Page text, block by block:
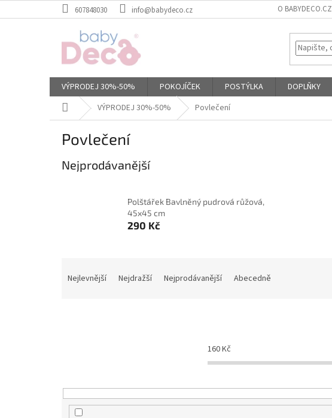
na
607848030 info@babydeco.cz O BABYDECO.CZ
VÝPRODEJ 30%-50% POKOJÍČEK POSTÝLKA DOPLŇKY
Domů VÝPRODEJ 30%-50% Povlečení
Povlečení
Nejprodávanější
Polštářek Bavlněný pudrová růžová,
45x45 cm
290 Kč
u
Nejlevnější Nejdražší Nejprodávanější Abecedně
160Kč